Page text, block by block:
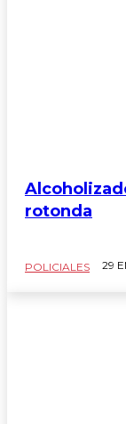
rotonda
POLICIALES 29